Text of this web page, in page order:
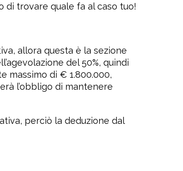
di trovare quale fa al caso tuo!
allora questa è la sezione
del 50%, quindi
massimo di € 1.800.000,
l’obbligo di mantenere
perciò la deduzione dal